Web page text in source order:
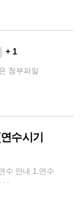
+ 1
첨부파일
수시기
수 안내 1.연수
.